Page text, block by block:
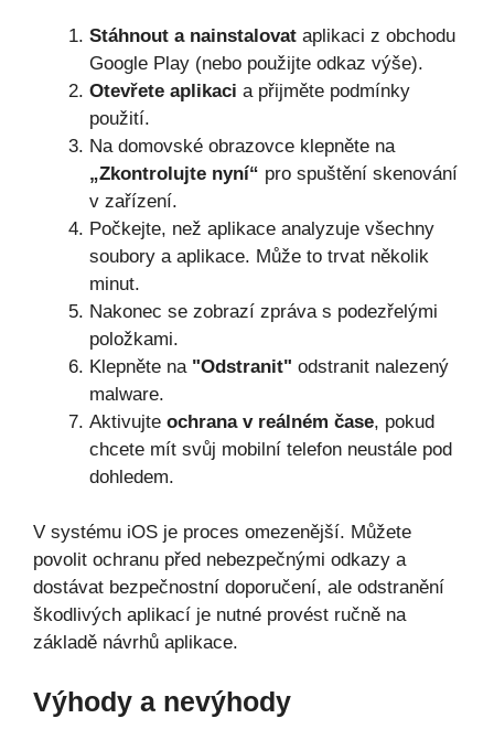
Stáhnout a nainstalovat aplikaci z obchodu
Google Play (nebo použijte odkaz výše).
Otevřete aplikaci a přijměte podmínky
použití.
Na domovské obrazovce klepněte na
„Zkontrolujte nyní“ pro spuštění skenování
v zařízení.
Počkejte, než aplikace analyzuje všechny
soubory a aplikace. Může to trvat několik
minut.
Nakonec se zobrazí zpráva s podezřelými
položkami.
Klepněte na "Odstranit" odstranit nalezený
malware.
Aktivujte ochrana v reálném čase, pokud
chcete mít svůj mobilní telefon neustále pod
dohledem.
V systému iOS je proces omezenější. Můžete
povolit ochranu před nebezpečnými odkazy a
dostávat bezpečnostní doporučení, ale odstranění
škodlivých aplikací je nutné provést ručně na
základě návrhů aplikace.
Výhody a nevýhody